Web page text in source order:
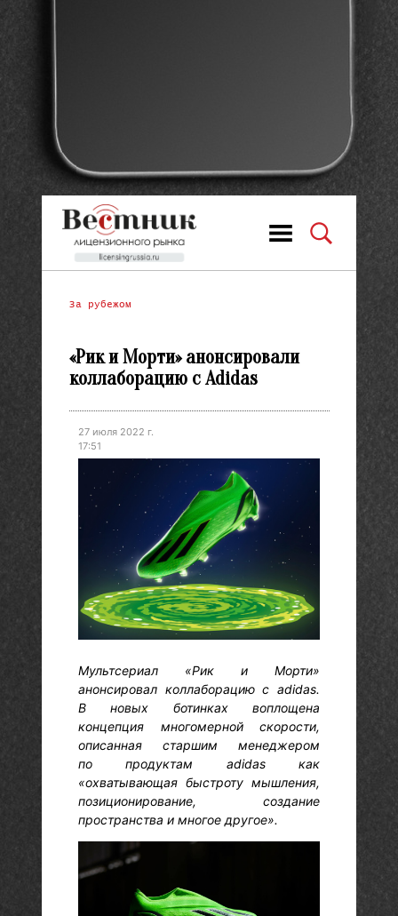
За рубежом
«Рик и Морти» анонсировали
коллаборацию с Adidas
27 июля 2022 г.
17:51
Мультсериал «Рик и Морти»
анонсировал коллаборацию с adidas.
В новых ботинках воплощена
концепция многомерной скорости,
описанная старшим менеджером
по продуктам adidas как
«охватывающая быстроту мышления,
позиционирование, создание
пространства и многое другое».